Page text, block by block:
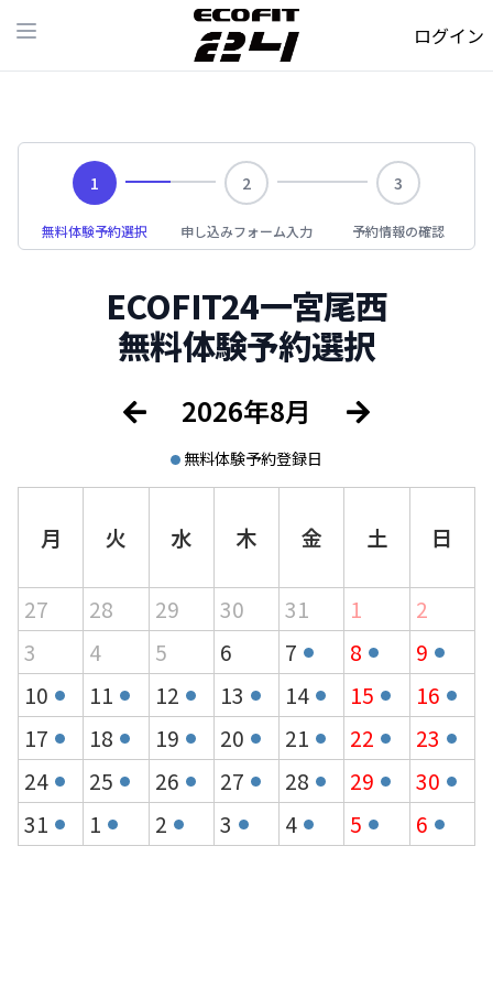
Open main menu ログイン
1
無料体験予約選択
2
申し込みフォーム入力
3
予約情報の確認
ECOFIT24一宮尾西
無料体験予約選択
2026年8月
無料体験予約登録日
月 火 水 木 金 土 日
27 28 29 30 31 1
2
3
4 5 6 7 8
9
10
11 12 13 14 15
16
17
18 19 20 21 22
23
24
25 26 27 28 29
30
31
1 2 3 4 5 6